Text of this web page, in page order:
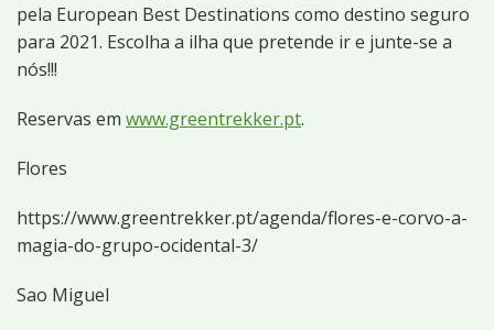
pela European Best Destinations como destino seguro
para 2021. Escolha a ilha que pretende ir e junte-se a
nós!!!
Reservas em www.greentrekker.pt.
Flores
https://www.greentrekker.pt/agenda/flores-e-corvo-a-
magia-do-grupo-ocidental-3/
Sao Miguel